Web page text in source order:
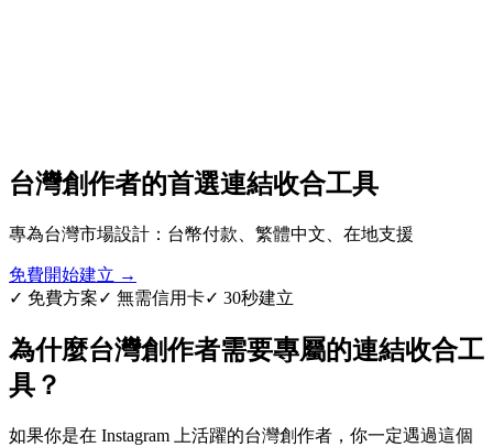
台灣創作者的首選連結收合工具
專為台灣市場設計：台幣付款、繁體中文、在地支援
免費開始建立 →
✓ 免費方案✓ 無需信用卡✓ 30秒建立
為什麼台灣創作者需要專屬的連結收合工
具？
如果你是在 Instagram 上活躍的台灣創作者，你一定遇過這個